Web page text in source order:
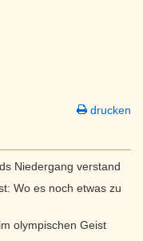
drucken
Niedergang verstand
Wo es noch etwas zu
olympischen Geist